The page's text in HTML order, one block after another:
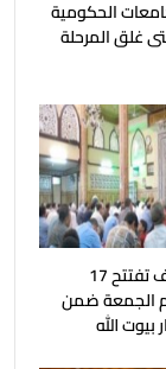
الحكومية
غلق المرحلة
وزارة الأوقاف تفتتح 17
الجمعة ضمن
بيوت الله